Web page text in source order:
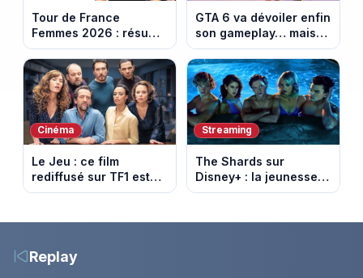
Tour de France
Femmes 2026 : résumé
vidéo de la 6e étape
entre Montbrison et
Tournon-sur-Rhône
GTA 6 va dévoiler enfin
son gameplay… mais
d’abord sur Netflix
Cinéma
Le Jeu : ce film
rediffusé sur TF1 est
adapté d’un succès
phénomène mondial
Streaming
The Shards sur
Disney+ : la jeunesse
dorée de Los Angeles
les années 80
Replay